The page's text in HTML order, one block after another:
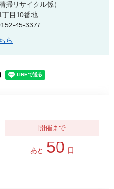
掃リサイクル係
丁目10番地
45-3377
ら
あと 50 日